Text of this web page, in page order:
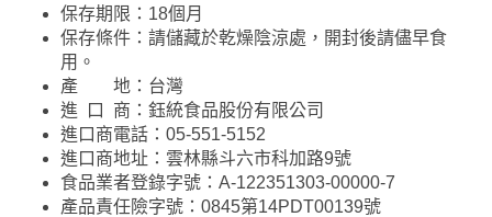
保存期限：18個月
保存條件：請儲藏於乾燥陰涼處，開封後請儘早食
用。
產 地：台灣
進 口 商：鈺統食品股份有限公司
進口商電話：05-551-5152
進口商地址：雲林縣斗六市科加路9號
食品業者登錄字號：A-122351303-00000-7
產品責任險字號：0845第14PDT00139號